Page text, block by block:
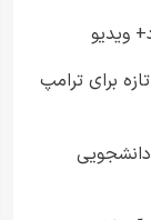
ویدیو
برای ترامپ